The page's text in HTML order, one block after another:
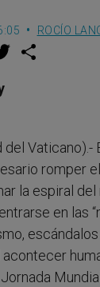
ROCÍO
w
del Vaticano).-
romper
la espiral
en las